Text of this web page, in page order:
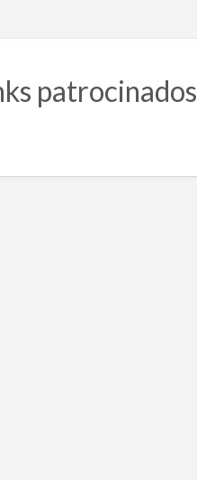
patrocinados